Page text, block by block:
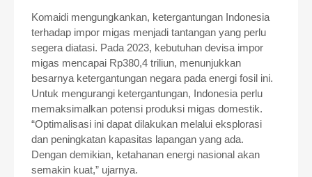
Komaidi mengungkankan, ketergantungan Indonesia
terhadap impor migas menjadi tantangan yang perlu
segera diatasi. Pada 2023, kebutuhan devisa impor
migas mencapai Rp380,4 triliun, menunjukkan
besarnya ketergantungan negara pada energi fosil ini.
Untuk mengurangi ketergantungan, Indonesia perlu
memaksimalkan potensi produksi migas domestik.
“Optimalisasi ini dapat dilakukan melalui eksplorasi
dan peningkatan kapasitas lapangan yang ada.
Dengan demikian, ketahanan energi nasional akan
semakin kuat,” ujarnya.